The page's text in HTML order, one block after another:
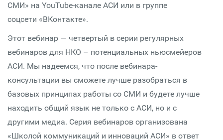
СМИ» на YouTube-канале АСИ или в группе
соцсети «ВКонтакте».
Этот вебинар — четвертый в серии регулярных
вебинаров для НКО – потенциальных ньюсмейеров
АСИ. Мы надеемся, что после вебинара-
консультации вы сможете лучше разобраться в
базовых принципах работы со СМИ и будете лучше
находить общий язык не только с АСИ, но и с
другими медиа. Серия вебинаров организована
«Школой коммуникаций и инноваций АСИ» в ответ